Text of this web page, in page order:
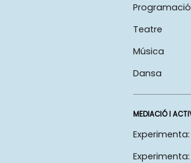
Teatre
Música
Dansa
MEDIACIÓ I